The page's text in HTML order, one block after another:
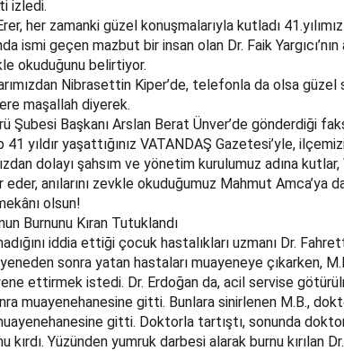
izledi.
her zamanki güzel konuşmalarıyla kutladı
ismi geçen mazbut bir insan olan Dr. Faik
okuduğunu belirtiyor.
Nibrasettin Kiper’de, telefonla da olsa güzel
maşallah diyerek.
Şubesi Başkanı Arslan Berat Ünver’de gönderdiği
yıldır yaşattığınız VATANDAŞ Gazetesi’yle,
dolayı şahsım ve yönetim kurulumuz adına
anılarını zevkle okuduğumuz Mahmut Amca’ya
olsun!
Burnunu Kıran Tutuklandı
iddia ettiği çocuk hastalıkları uzmanı Dr.
sonra yatan hastaları muayeneye çıkarken,
ettirmek istedi. Dr. Erdoğan da, acil servise
muayenehanesine gitti. Bunlara sinirlenen M.B.,
gitti. Doktorla tartıştı, sonunda
kırdı. Yüzünden yumruk darbesi alarak burnu kırılan